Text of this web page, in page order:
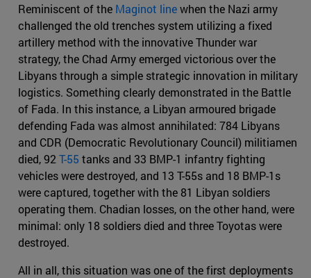
Reminiscent of the Maginot linewhen the Nazi army
challenged the old trenches system utilizing a fixed
artillery method with the innovative Thunder war
strategy, the Chad Army emerged victorious over the
Libyans through a simple strategic innovation in military
logistics. Something clearly demonstrated in the Battle
of Fada. In this instance, a Libyan armoured brigade
defending Fada was almost annihilated: 784 Libyans
and CDR (Democratic Revolutionary Council) militiamen
died, 92 T-55 tanks and 33 BMP-1 infantry fighting
vehicles were destroyed, and 13 T-55s and 18 BMP-1s
were captured, together with the 81 Libyan soldiers
operating them. Chadian losses, on the other hand, were
minimal: only 18 soldiers died and three Toyotas were
destroyed.
All in all, this situation was one of the first deployments